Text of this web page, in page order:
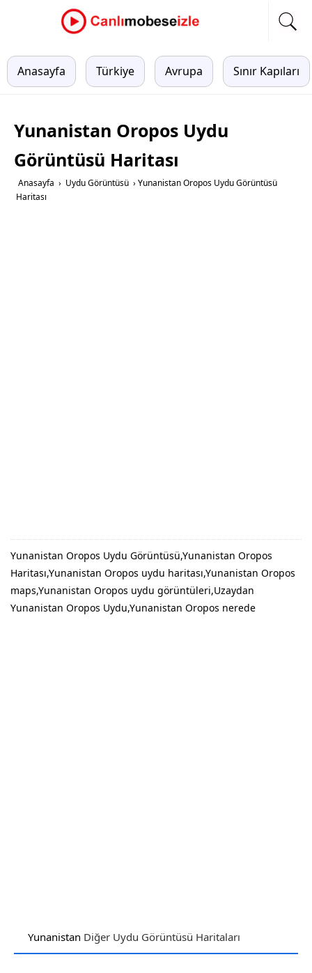
Anasayfa Türkiye Avrupa Sınır Kapıları
Yunanistan Oropos Uydu
Görüntüsü Haritası
Anasayfa › Uydu Görüntüsü › Yunanistan Oropos Uydu Görüntüsü
Haritası
Yunanistan Oropos Uydu Görüntüsü,Yunanistan Oropos
Haritası,Yunanistan Oropos uydu haritası,Yunanistan Oropos
maps,Yunanistan Oropos uydu görüntüleri,Uzaydan
Yunanistan Oropos Uydu,Yunanistan Oropos nerede
Yunanistan Diğer Uydu Görüntüsü Haritaları